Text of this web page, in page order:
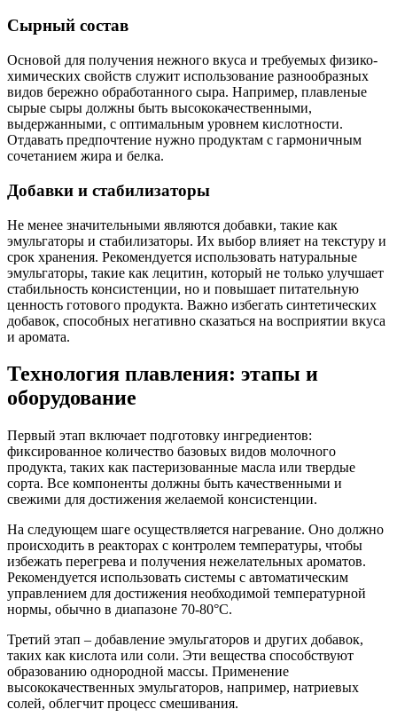
Сырный состав
Основой для получения нежного вкуса и требуемых физико-
химических свойств служит использование разнообразных
видов бережно обработанного сыра. Например, плавленые
сырые сыры должны быть высококачественными,
выдержанными, с оптимальным уровнем кислотности.
Отдавать предпочтение нужно продуктам с гармоничным
сочетанием жира и белка.
Добавки и стабилизаторы
Не менее значительными являются добавки, такие как
эмульгаторы и стабилизаторы. Их выбор влияет на текстуру и
срок хранения. Рекомендуется использовать натуральные
эмульгаторы, такие как лецитин, который не только улучшает
стабильность консистенции, но и повышает питательную
ценность готового продукта. Важно избегать синтетических
добавок, способных негативно сказаться на восприятии вкуса
и аромата.
Технология плавления: этапы и
оборудование
Первый этап включает подготовку ингредиентов:
фиксированное количество базовых видов молочного
продукта, таких как пастеризованные масла или твердые
сорта. Все компоненты должны быть качественными и
свежими для достижения желаемой консистенции.
На следующем шаге осуществляется нагревание. Оно должно
происходить в реакторах с контролем температуры, чтобы
избежать перегрева и получения нежелательных ароматов.
Рекомендуется использовать системы с автоматическим
управлением для достижения необходимой температурной
нормы, обычно в диапазоне 70-80°C.
Третий этап – добавление эмульгаторов и других добавок,
таких как кислота или соли. Эти вещества способствуют
образованию однородной массы. Применение
высококачественных эмульгаторов, например, натриевых
солей, облегчит процесс смешивания.